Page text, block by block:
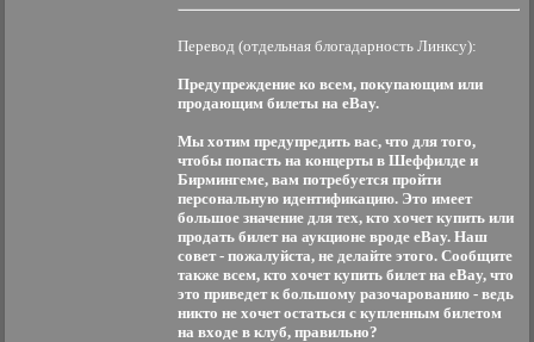
Перевод (отдельная блогадарность Линксу):
Предупреждение ко всем, покупающим или
продающим билеты на eBay.
Мы хотим предупредить вас, что для того,
чтобы попасть на концерты в Шеффилде и
Бирмингеме, вам потребуется пройти
персональную идентификацию. Это имеет
большое значение для тех, кто хочет купить или
продать билет на аукционе вроде eBay. Наш
совет - пожалуйста, не делайте этого. Сообщите
также всем, кто хочет купить билет на eBay, что
это приведет к большому разочарованию - ведь
никто не хочет остаться с купленным билетом
на входе в клуб, правильно?